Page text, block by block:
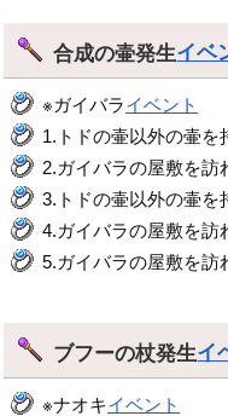
合成の壷発生イベ
※ガイバライベント
1.トドの壷以外の壷を
2.ガイバラの屋敷を訪
3.トドの壷以外の壷を
4.ガイバラの屋敷を訪
5.ガイバラの屋敷を訪
ブフーの杖発生イ
※ナオキイベント